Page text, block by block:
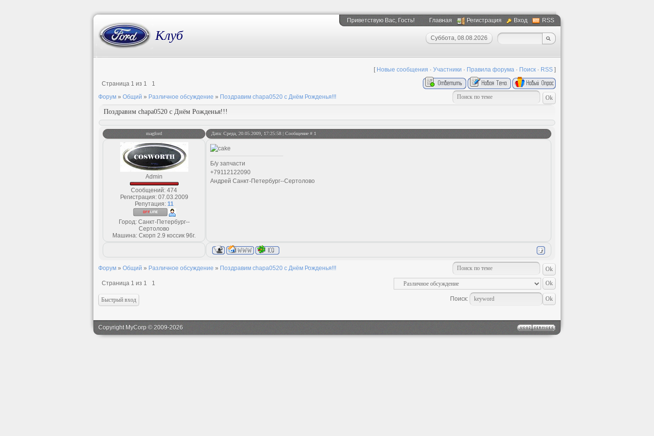
Приветствую Вас, Гость! Главная Регистрация Вход RSS
Клуб Суббота, 08.08.2026
[ Новые сообщения · Участники · Правила форума · Поиск · RSS ]
Страница 1 из 1
1
Форум » Общий » Различное обсуждение » Поздравим chapa0520 с Днём Рожденья!!!
Поздравим chapa0520 с Днём Рожденья!!!
magford Дата: Среда, 20.05.2009, 17:25:58 | Сообщение # 1
Admin
Сообщений: 474
Регистрация: 07.03.2009
Репутация: 11
Город: Санкт-Петербург--
Сертолово
Машина: Скорп 2.9 коссик 96г.
Б/у запчасти
+79112122090
Андрей Санкт-Петербург--Сертолово
Форум » Общий » Различное обсуждение » Поздравим chapa0520 с Днём Рожденья!!!
Страница 1 из 1 1
Поиск:
Copyright MyCorp © 2009-2026